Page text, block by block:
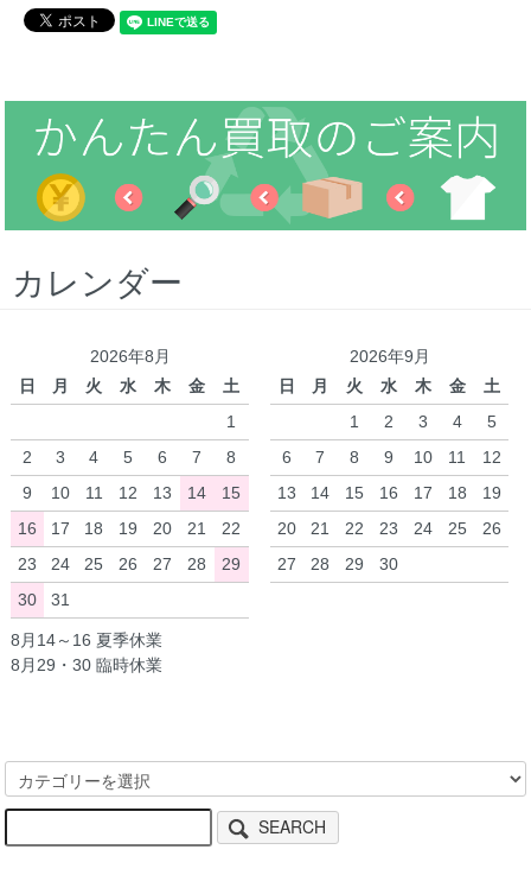
カレンダー
2026年8月
日
月 火 水 木 金
土
1
2
3 4 5 6 7
8
9
10 11 12 13 14
15
16
17 18 19 20 21
22
23
24 25 26 27 28
29
30
31
2026年9月
日
月 火 水 木 金
土
1
2 3 4
5
6
7 8 9 10 11
12
13
14 15 16 17 18
19
20
21 22 23 24 25
26
27
28 29 30
8月14～16 夏季休業
8月29・30 臨時休業
SEARCH